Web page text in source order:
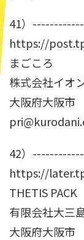
41）
https://
まごころ
株式会社イオ
大阪府大阪市
42）
https://
THETIS PACK
有限会社大三
大阪府大阪市